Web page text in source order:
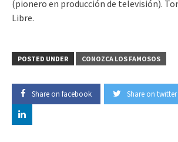
(pionero en producción de televisión).
Libre.
POSTED UNDER CONOZCA LOS FAMOSOS
Share on facebook Share on twitter